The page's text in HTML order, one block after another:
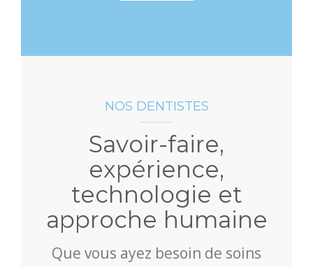
NOS DENTISTES
Savoir-faire,
expérience,
technologie et
approche humaine
Que vous ayez besoin de soins